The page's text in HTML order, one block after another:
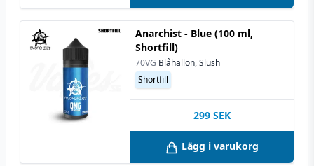
Anarchist - Blue (100 ml,
Shortfill)
70VG Blåhallon, Slush
Shortfill
299 SEK
Lägg i varukorg